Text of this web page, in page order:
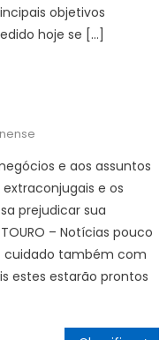
objetivos
hoje se […]
e aos assuntos
e os
prejudicar sua
– Notícias pouco
cuidado também com
estes estarão prontos